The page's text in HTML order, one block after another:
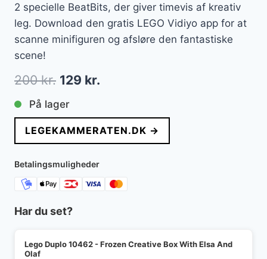
2 specielle BeatBits, der giver timevis af kreativ
leg. Download den gratis LEGO Vidiyo app for at
scanne minifiguren og afsløre den fantastiske
scene!
200kr. Den
oprindelige
pris
var:
200 kr..
129 kr.
pris
er:
På lager
LEGEKAMMERATEN.DK →
Betalingsmuligheder
Har du set?
Lego Duplo 10462 - Frozen Creative Box With Elsa And
Olaf